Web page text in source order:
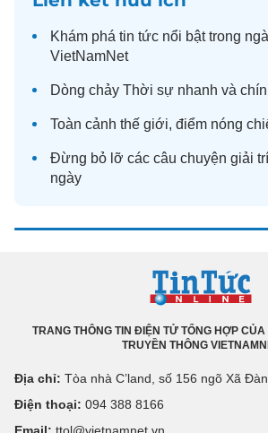
Khám phá tin tức nổi bật trong
VietNamNet
Dòng chảy Thời sự nhanh và
Toàn cảnh thế giới, điểm nóng
Đừng bỏ lỡ các câu chuyện giải trí
ngày
TRANG THÔNG TIN ĐIỆN TỬ TỔNG HỢP CỦA
TRUYỀN THÔNG
Địa chỉ: Tòa nhà C’land, số 156 ngõ Xã
Điện thoại: 094 388 8166